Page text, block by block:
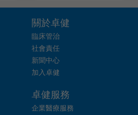
關於卓健
臨床管治
社會責任
新聞中心
加入卓健
卓健服務
企業醫療服務